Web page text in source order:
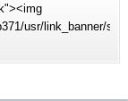
usr/link_banner/